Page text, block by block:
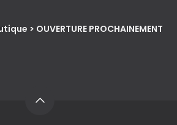
> OUVERTURE PROCHAINEMENT